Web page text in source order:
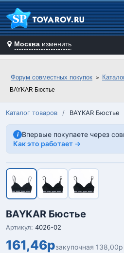
Москва изменить
Форум совместных покупок
BAYKAR Бюстье
Каталог товаров / BAYKAR Бюстье
i Впервые покупаете через
Как это работает →
BAYKAR Бюстье
Артикул: 4026-02
161,46рзакупочная 138,00р